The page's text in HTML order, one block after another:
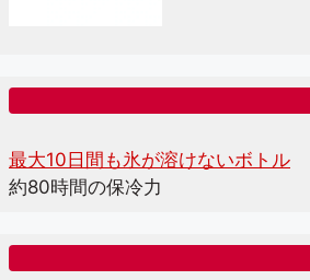
最大10日間も氷が溶けないボトル
約80時間の保冷力